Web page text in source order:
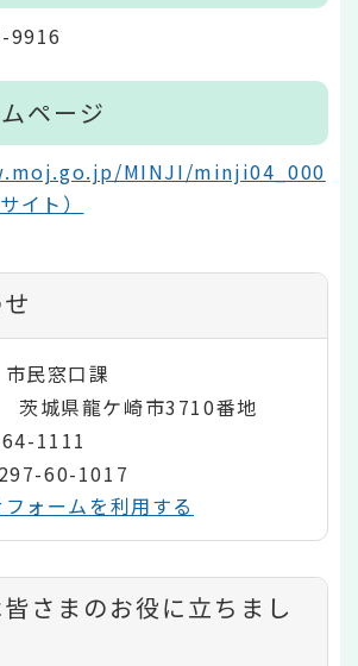
9916
ページ
MINJI/minji04_000
イト）
民窓口課
城県龍ケ崎市3710番地
1111
60-1017
ォームを利用する
さまのお役に立ちまし